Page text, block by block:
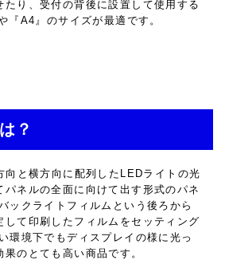
たり、受付の背後に設置して使用する
『A4』のサイズが最適です。
？
向と横方向に配列したLEDライトの光
パネルの全面に向けて出す形式のパネ
ックライトフィルムという後ろから
して印刷したフィルムをセッティング
環境下でもディスプレイの様に光っ
のとても高い商品です。